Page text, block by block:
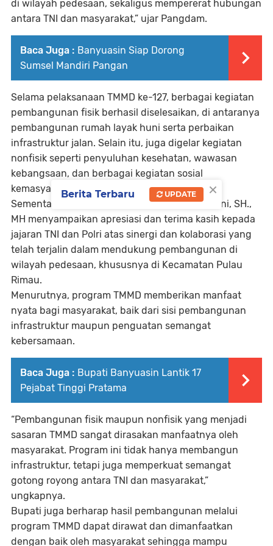
di wilayah pedesaan, sekaligus mempererat hubungan
antara TNI dan masyarakat,” ujar Pangdam.
Baca Juga : Banyuasin Siap Dorong
Sumsel Mandiri Pangan
Selama pelaksanaan TMMD ke-127, berbagai kegiatan
pembangunan fisik berhasil diselesaikan, di antaranya
pembangunan rumah layak huni serta perbaikan
infrastruktur jalan. Selain itu, juga digelar kegiatan
nonfisik seperti penyuluhan kesehatan, wawasan
kebangsaan, dan berbagai kegiatan sosial
kemasyarakatan.
Sementara itu, Bupati Banyuasin Dr. H. Askolani, SH.,
MH menyampaikan apresiasi dan terima kasih kepada
jajaran TNI dan Polri atas sinergi dan kolaborasi yang
telah terjalin dalam mendukung pembangunan di
wilayah pedesaan, khususnya di Kecamatan Pulau
Rimau.
Menurutnya, program TMMD memberikan manfaat
nyata bagi masyarakat, baik dari sisi pembangunan
infrastruktur maupun penguatan semangat
kebersamaan.
Baca Juga : ‎‎Bupati Banyuasin Lantik 17
Pejabat Tinggi Pratama
“Pembangunan fisik maupun nonfisik yang menjadi
sasaran TMMD sangat dirasakan manfaatnya oleh
masyarakat. Program ini tidak hanya membangun
infrastruktur, tetapi juga memperkuat semangat
gotong royong antara TNI dan masyarakat,”
ungkapnya.
Bupati juga berharap hasil pembangunan melalui
program TMMD dapat dirawat dan dimanfaatkan
dengan baik oleh masyarakat sehingga mampu
×
Berita Terbaru UPDATE